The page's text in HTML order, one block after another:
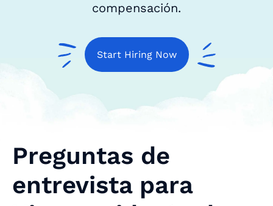
compensación.
Start Hiring Now
Preguntas de
entrevista para